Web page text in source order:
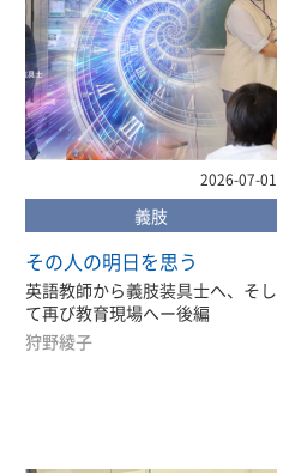
2026-07-01
義肢
その人の明日を思う
英語教師から義肢装具士へ、そし
て再び教育現場へー後編
狩野綾子